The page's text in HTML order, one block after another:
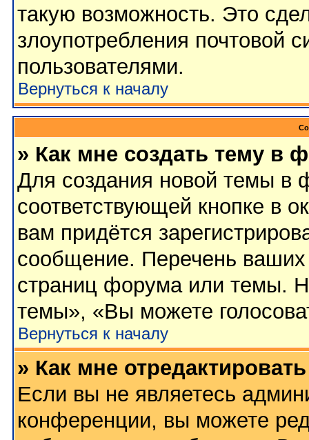
такую возможность. Это
злоупотребления почтовой
пользователями.
Вернуться к началу
» Как мне создать тему в
Для создания новой темы в
соответствующей кнопке в
вам придётся
сообщение. Перечень ваших
страниц форума или темы.
темы», «Вы можете
Вернуться к началу
» Как мне
Если вы не являетесь
конференции, вы можете